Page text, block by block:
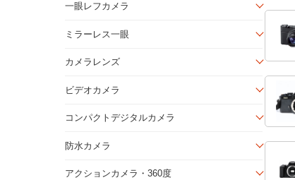
一眼レフカメラ
ミラーレス一眼
カメラレンズ
ビデオカメラ
コンパクトデジタルカメラ
防水カメラ
アクションカメラ・360度